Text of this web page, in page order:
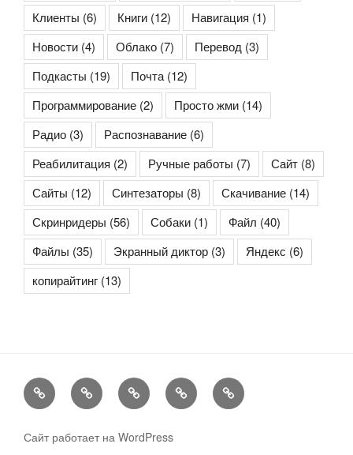
Клиенты (6) Книги (12) Навигация (1)
Новости (4) Облако (7) Перевод (3)
Подкасты (19) Почта(12)
Программирование (2) Просто жми (14)
Радио (3) Распознавание (6)
Реабилитация (2) Ручные работы (7) Сайт (8)
Сайты (12) Синтезаторы (8) Скачивание (14)
Скринридеры (56) Собаки (1) Файл (40)
Файлы (35) Экранный диктор (3) Яндекс (6)
копирайтинг (13)
КонтактыCopyright
©2013
Сайт
работает
Rss-
лента
Rss-
лента
Сайт работает на WordPress